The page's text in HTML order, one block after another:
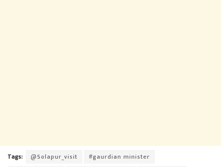
Tags: @Solapur_visit
#gaurdian minister